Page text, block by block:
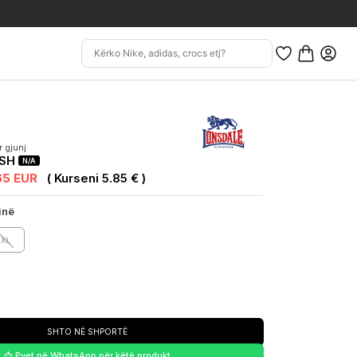
gjunj
N/A
EUR ( Kurseni 5.85 € )
XL
SHTO NË SHPORTË